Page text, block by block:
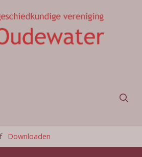
Downloaden